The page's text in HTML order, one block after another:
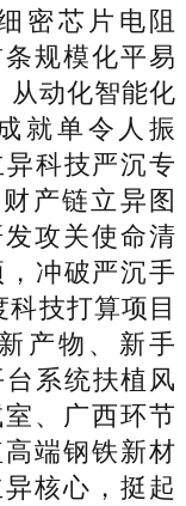
密芯片电阻
规模化平易
从动化智能化
就单令人振
科技严沉专
产链立异图
攻关使命清
冲破严沉手
技打算项目
产物、新手
系统扶植风
、广西环节
端钢铁新材
核心，挺起